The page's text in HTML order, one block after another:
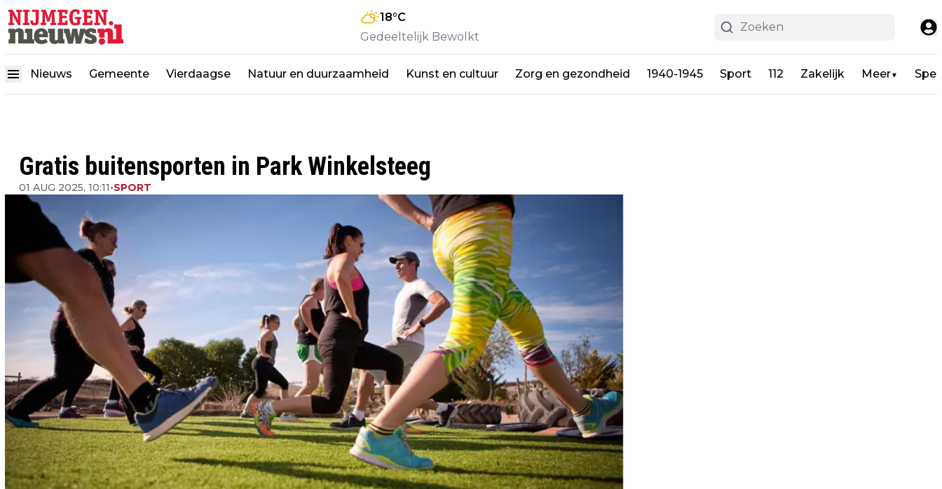
18°C
Gedeeltelijk Bewolkt
Nieuws Gemeente Vierdaagse Natuur en duurzaamheid Kunst en cultuur Zorg en gezondheid 1940-1945 Sport 112 Zakelijk Meer▼
Gratis buitensporten in Park Winkelsteeg
01 AUG 2025, 10:11•SPORT